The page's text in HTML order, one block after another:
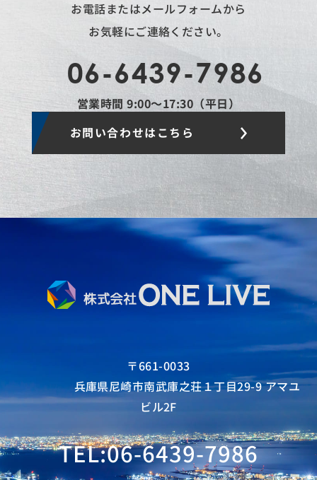
お電話またはメールフォームから
お気軽にご連絡ください。
06-6439-7986
営業時間 9:00〜17:30（平日）
お問い合わせはこちら
〒661-0033
兵庫県尼崎市南武庫之荘１丁目29-9 アマユ
ビル2F
TEL:06-6439-7986